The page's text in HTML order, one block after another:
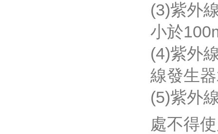
(3)紫外
小於
(4)紫外
線發生器
(5)紫外
處不得使